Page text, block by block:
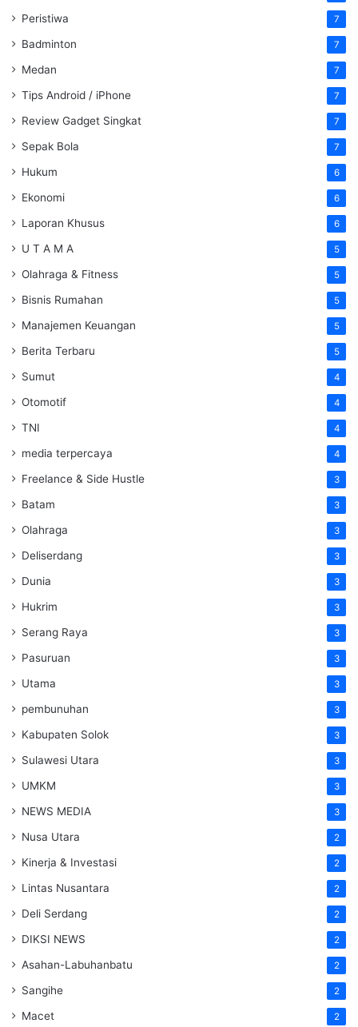
Peristiwa 7
Badminton 7
Medan 7
Tips Android / iPhone 7
Review Gadget Singkat 7
Sepak Bola 7
Hukum 6
Ekonomi 6
Laporan Khusus 6
U T A M A 5
Olahraga & Fitness 5
Bisnis Rumahan 5
Manajemen Keuangan 5
Berita Terbaru 5
Sumut 4
Otomotif 4
TNI 4
media terpercaya 4
Freelance & Side Hustle 3
Batam 3
Olahraga 3
Deliserdang 3
Dunia 3
Hukrim 3
Serang Raya 3
Pasuruan 3
Utama 3
pembunuhan 3
Kabupaten Solok 3
Sulawesi Utara 3
UMKM 3
NEWS MEDIA 3
Nusa Utara 2
Kinerja & Investasi 2
Lintas Nusantara 2
Deli Serdang 2
DIKSI NEWS 2
Asahan-Labuhanbatu 2
Sangihe 2
Macet 2